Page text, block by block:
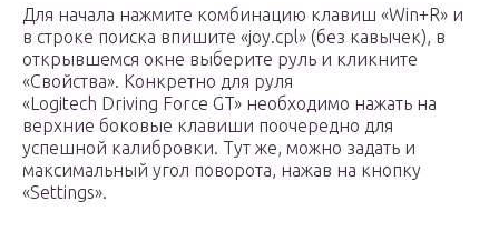
Для начала нажмите комбинацию клавиш «Win+R» и
в строке поиска впишите «joy.cpl» (без кавычек), в
открывшемся окне выберите руль и кликните
«Свойства». Конкретно для руля
«Logitech Driving Force GT» необходимо нажать на
верхние боковые клавиши поочередно для
успешной калибровки. Тут же, можно задать и
максимальный угол поворота, нажав на кнопку
«Settings».